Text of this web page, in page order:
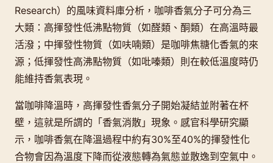
Research）的風味資料庫分析，咖啡香氣分子可分為三
大類：高揮發性低沸點物質（如醛類、酮類）在高溫時最
活潑；中揮發性物質（如呋喃類）是咖啡焦糖化香氣的來
源；低揮發性高沸點物質（如吡嗪類）則在較低溫度時仍
能維持香氣表現。
當咖啡降溫時，高揮發性香氣分子開始凝結並附著在杯
壁，這就是所謂的「香氣消散」現象。感官科學研究顯
示，咖啡香氣在降溫過程中約有30%至40%的揮發性化
合物會因為溫度下降而從液態轉為氣態並散逸到空氣中。